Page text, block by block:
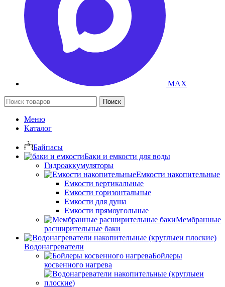
MAX
Поиск
Меню
Каталог
Байпасы
Баки и емкости для воды
Гидроаккумуляторы
Емкости накопительные
Емкости вертикальные
Емкости горизонтальные
Емкости для душа
Емкости прямоугольные
Мембранные
расширительные баки
Водонагреватели
Бойлеры
косвенного нагрева